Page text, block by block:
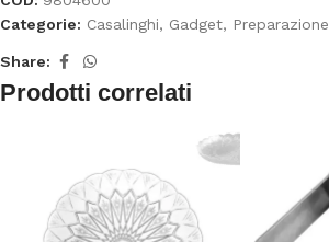
Categorie: Casalinghi, Gadget, Preparazione
Share:
Prodotti correlati